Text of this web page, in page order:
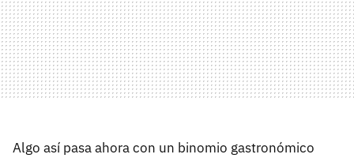
Algo así pasa ahora con un binomio gastronómico